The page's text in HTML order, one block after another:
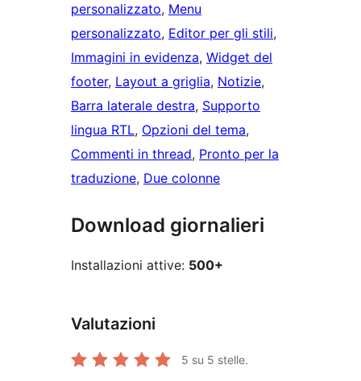
personalizzato, Menu
personalizzato, Editor per gli stili
Immagini in evidenza, Widget del
footer, Layout a griglia, Notizie
Barra laterale destra, Supporto
lingua RTL, Opzioni del tema
Commenti in thread, Pronto per la
traduzione, Due colonne
Download giornalieri
Installazioni attive: 500+
Valutazioni
5 su 5 stelle.